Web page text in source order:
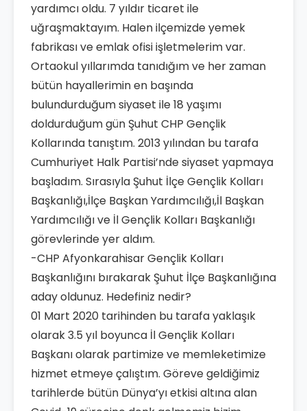
yardımcı oldu. 7 yıldır ticaret ile
uğraşmaktayım. Halen ilçemizde yemek
fabrikası ve emlak ofisi işletmelerim var.
Ortaokul yıllarımda tanıdığım ve her zaman
bütün hayallerimin en başında
bulundurduğum siyaset ile 18 yaşımı
doldurduğum gün Şuhut CHP Gençlik
Kollarında tanıştım. 2013 yılından bu tarafa
Cumhuriyet Halk Partisi’nde siyaset yapmaya
başladım. Sırasıyla Şuhut İlçe Gençlik Kolları
Başkanlığı,İlçe Başkan Yardımcılığı,İl Başkan
Yardımcılığı ve İl Gençlik Kolları Başkanlığı
görevlerinde yer aldım.
-CHP Afyonkarahisar Gençlik Kolları
Başkanlığını bırakarak Şuhut İlçe Başkanlığına
aday oldunuz. Hedefiniz nedir?
01 Mart 2020 tarihinden bu tarafa yaklaşık
olarak 3.5 yıl boyunca İl Gençlik Kolları
Başkanı olarak partimize ve memleketimize
hizmet etmeye çalıştım. Göreve geldiğimiz
tarihlerde bütün Dünya’yı etkisi altına alan